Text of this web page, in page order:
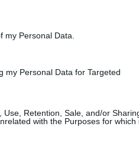
my Personal Data.
my Personal Data for Targeted
Retention, Sale, and/or
with the Purposes for which
a Nap egész júliusban
Most derül ki,
kedvező lehetőséget